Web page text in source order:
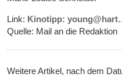
Link: Kinotipp:
Quelle: Mail an die Redaktion
Weitere Artikel, nach dem